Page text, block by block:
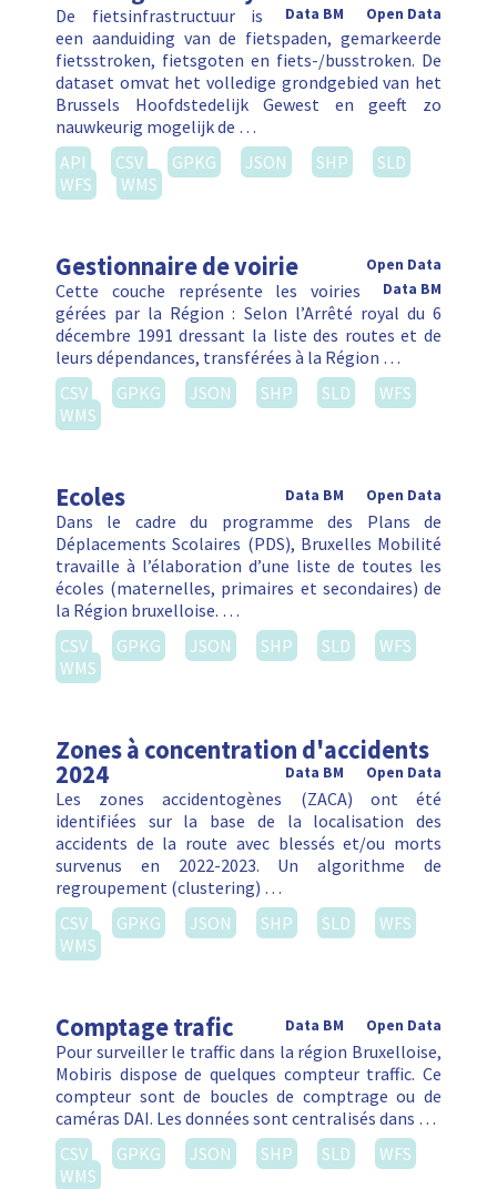
Open Data
Data BM
De fietsinfrastructuur is
een aanduiding van de fietspaden, gemarkeerde
fietsstroken, fietsgoten en fiets-/busstroken. De
dataset omvat het volledige grondgebied van het
Brussels Hoofdstedelijk Gewest en geeft zo
nauwkeurig mogelijk de …
API
CSV GPKG JSON SHP
SLD
WFS
WMS
Gestionnaire de voirie
Open Data
Data BM
Cette couche représente les voiries
gérées par la Région : Selon l’Arrêté royal du 6
décembre 1991 dressant la liste des routes et de
leurs dépendances, transférées à la Région …
CSV
GPKG JSON SHP SLD
WFS
WMS
Ecoles Open Data
Data BM
Dans le cadre du programme des Plans de
Déplacements Scolaires (PDS), Bruxelles Mobilité
travaille à l’élaboration d’une liste de toutes les
écoles (maternelles, primaires et secondaires) de
la Région bruxelloise. …
CSV
GPKG JSON SHP SLD
WFS
WMS
Zones à concentration d'accidents
2024 Open Data
Data BM
Les zones accidentogènes (ZACA) ont été
identifiées sur la base de la localisation des
accidents de la route avec blessés et/ou morts
survenus en 2022-2023. Un algorithme de
regroupement (clustering) …
CSV
GPKG JSON SHP SLD
WFS
WMS
Comptage trafic Open Data
Data BM
Pour surveiller le traffic dans la région Bruxelloise,
Mobiris dispose de quelques compteur traffic. Ce
compteur sont de boucles de comptrage ou de
caméras DAI. Les données sont centralisés dans …
CSV
GPKG JSON SHP SLD
WFS
WMS